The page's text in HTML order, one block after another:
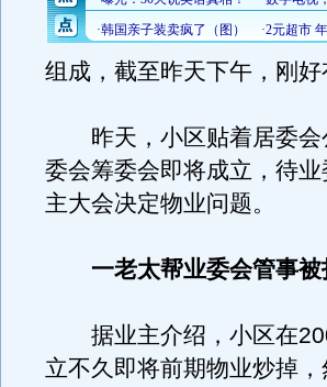
组成，截至昨天下午，刚好
昨天，小区贴着居委会
委会筹委会即将成立，待
主大会决定物业问题。
一老太帮业委会管事
据业主介绍，小区在
立不久即将前期物业炒掉